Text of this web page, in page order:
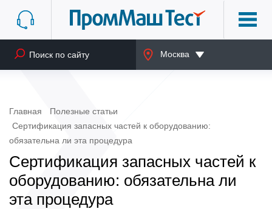
Москва
Главная
Полезные статьи
Сертификация запасных частей к оборудованию:
обязательна ли эта процедура
Сертификация запасных частей к
оборудованию: обязательна ли
эта процедура